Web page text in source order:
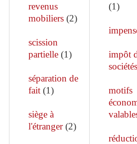
revenus
mobiliers(2)
scission
partielle(1)
séparation de
fait(1)
siège à
l'étranger(2)
(1)
impôt
sociétés
motifs